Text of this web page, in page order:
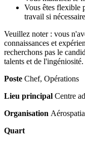
Vous êtes flexible
travail si
Veuillez noter : vous
connaissances et
recherchons pas le
talents et de l'ingéniosité.
Poste Chef, Opérations
Lieu principal Centre
Organisation
Quart